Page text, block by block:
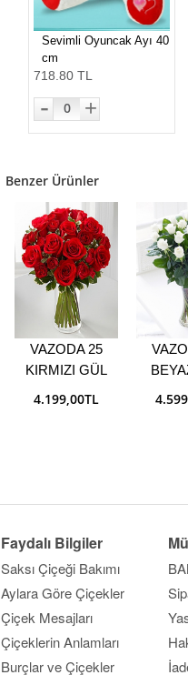
Sevimli Oyuncak Ayı 40
cm
718.80 TL
- 0 +
Benzer Ürünler
VAZODA 25
KIRMIZI GÜL
4.199,00TL
Faydalı Bilgiler
Saksı Çiçeği Bakımı
Aylara Göre Çiçekler
Çiçek Mesajları
Çiçeklerin Anlamları
Burçlar ve Çiçekler